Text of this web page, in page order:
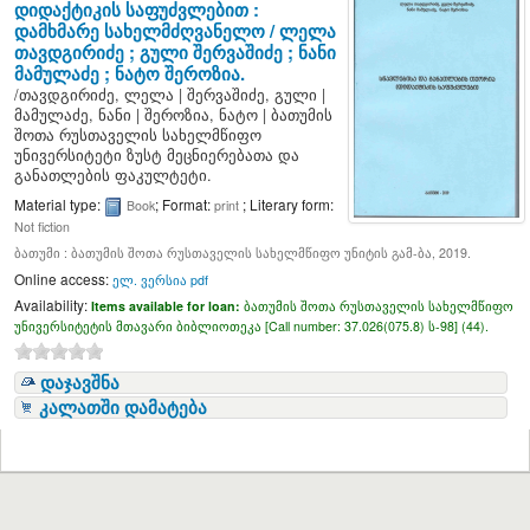
დიდაქტიკის საფუძვლებით :
დამხმარე სახელმძღვანელო /ლელა
თავდგირიძე ; გული შერვაშიძე ; ნანი
მამულაძე ; ნატო შეროზია.
/თავდგირიძე, ლელა |შერვაშიძე, გული |
მამულაძე, ნანი |შეროზია, ნატო |ბათუმის
შოთა რუსთაველის სახელმწიფო
უნივერსიტეტი ზუსტ მეცნიერებათა და
განათლების ფაკულტეტი.
Material type: Book; Format:print ; Literary form:
Not fiction
ბათუმი : ბათუმის შოთა რუსთაველის სახელმწიფო უნიტის გამ-ბა, 2019.
Online access: ელ. ვერსია pdf
Availability:Items available for loan:ბათუმის შოთა რუსთაველის სახელმწიფო
უნივერსიტეტის მთავარი ბიბლიოთეკა [Call number:37.026(075.8) ს-98] (44).
დაჯავშნა
კალათში დამატება